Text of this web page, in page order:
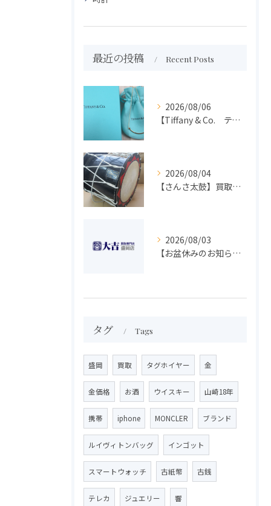
最近の投稿 Recent Posts
2026/08/06
【Tiffany & Co. ティファニー】買取 大吉盛岡店 アクセサリー買取しました！！
2026/08/04
【さんさ太鼓】買取 大吉盛岡店 楽器 買取します！！
2026/08/03
【お盆休みのお知らせ】買取専門 大吉 盛岡店
タグ Tags
盛岡 買取 タグホイヤー 金
金価格 お酒 ウイスキー 山崎18年
携帯 iphone MONCLER ブランド
ルイヴィトンバッグ インゴット
スマートウォッチ 古紙幣 古銭
テレカ ジュエリー 響